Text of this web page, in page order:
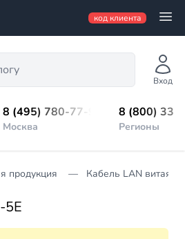
код клиента
Вход
8 (495) 780-77-98
Москва
8 (800)
Регионы
продукция Кабель LAN витая
5Е